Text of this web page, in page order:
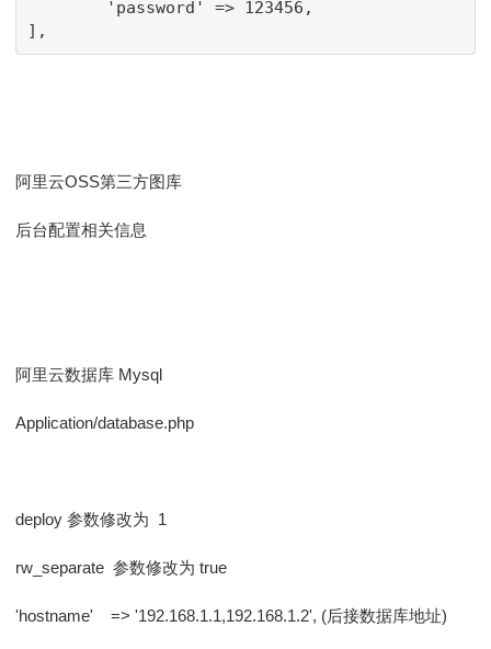
'password' => 123456,
],
阿里云OSS第三方图库
后台配置相关信息
阿里云数据库 Mysql
Application/database.php
deploy 参数修改为 1
rw_separate 参数修改为 true
'hostname' => '192.168.1.1,192.168.1.2', (后接数据库地址)